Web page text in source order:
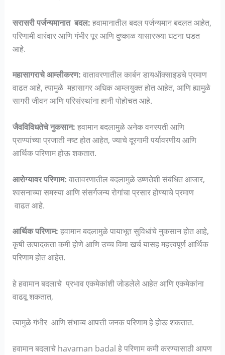
सरासरी पर्जन्यमानात बदल: हवामानातील बदल पर्जन्यमान बदलत आहेत,
परिणामी वारंवार आणि गंभीर पूर आणि दुष्काळ यासारख्या घटना घडत
आहे.
महासागराचे आम्लीकरण: वातावरणातील कार्बन डायऑक्साइडचे प्रमाण
वाढत आहे, त्यामुळे महासागर अधिक आम्लयुक्त होत आहेत, आणि ह्यामुळे
सागरी जीवन आणि परिसंस्थांना हानी पोहोचत आहे.
जैवविविधतेचे नुकसान: हवामान बदलामुळे अनेक वनस्पती आणि
प्राण्यांच्या प्रजाती नष्ट होत आहेत, ज्याचे दूरगामी पर्यावरणीय आणि
आर्थिक परिणाम होऊ शकतात.
आरोग्यावर परिणाम: वातावरणातील बदलामुळे उष्णतेशी संबंधित आजार,
श्वसनाच्या समस्या आणि संसर्गजन्य रोगांचा प्रसार होण्याचे प्रमाण
वाढत आहे.
आर्थिक परिणाम: हवामान बदलामुळे पायाभूत सुविधांचे नुकसान होत आहे,
कृषी उत्पादकता कमी होणे आणि उच्च विमा खर्च यासह महत्त्वपूर्ण आर्थिक
परिणाम होत आहेत.
हे हवामान बदलाचे प्रभाव एकमेकांशी जोडलेले आहेत आणि एकमेकांना
वाढवू शकतात,
त्यामुळे गंभीर आणि संभाव्य आपत्ती जनक परिणाम हे होऊ शकतात.
हवामान बदलाचे havaman badal हे परिणाम कमी करण्यासाठी आपण